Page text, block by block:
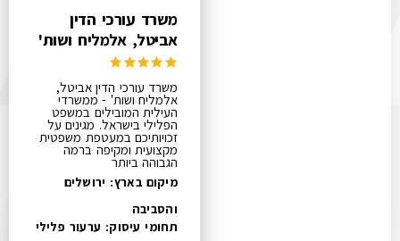
משרד עורכי הדין
אביטל, אלמליח ושות'
משרד עורכי הדין אביטל,
אלמליח ושות' - ממשרדי
העילית המובילים במשפט
הפלילי בישראל. מגינים על
זכויותיכם במעטפת משפטית
מקצועית ומקיפה ברמה
הגבוהה ביותר
מיקום בארץ: ירושלים
והסביבה
תחומי עיסוק: ערעור פלילי